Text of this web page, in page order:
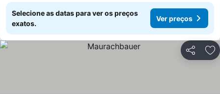
Selecione as datas para ver os preços
exatos.
Ver preços
Partilhar